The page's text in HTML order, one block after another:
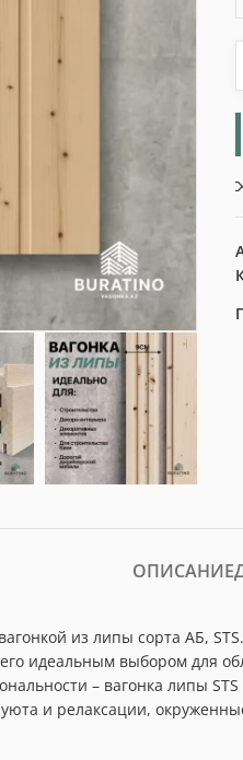
ОПИСАНИЕ
из липы сорта АБ,
идеальным выбором для
– вагонка липы
и релаксации,